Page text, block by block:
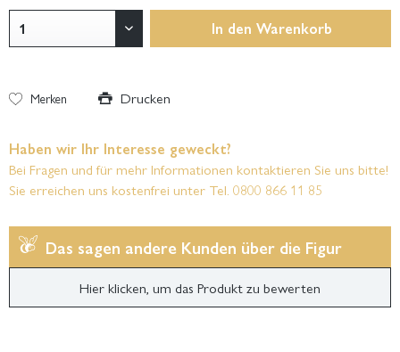
In den Warenkorb
Merken Drucken
Haben wir Ihr Interesse geweckt?
Bei Fragen und für mehr Informationen kontaktieren Sie uns bitte!
Sie erreichen uns kostenfrei unter Tel. 0800 866 11 85
Das sagen andere Kunden über die Figur
Hier klicken, um das Produkt zu bewerten